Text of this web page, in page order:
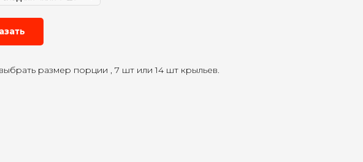
размер порции , 7 шт или 14 шт крыльев.